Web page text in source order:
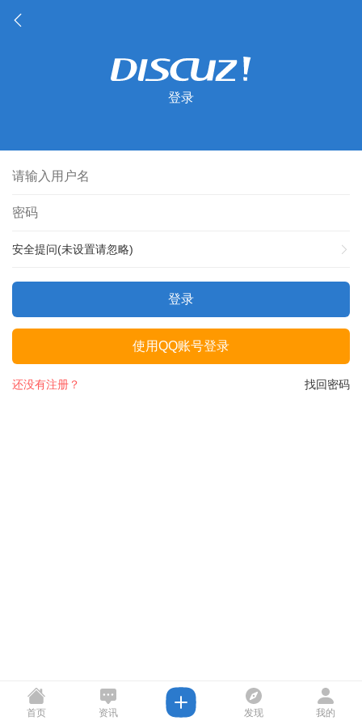
登录
安全提问(未设置请忽略)
登录
使用QQ账号登录
找回密码
还没有注册？
首页 资讯 发现 我的